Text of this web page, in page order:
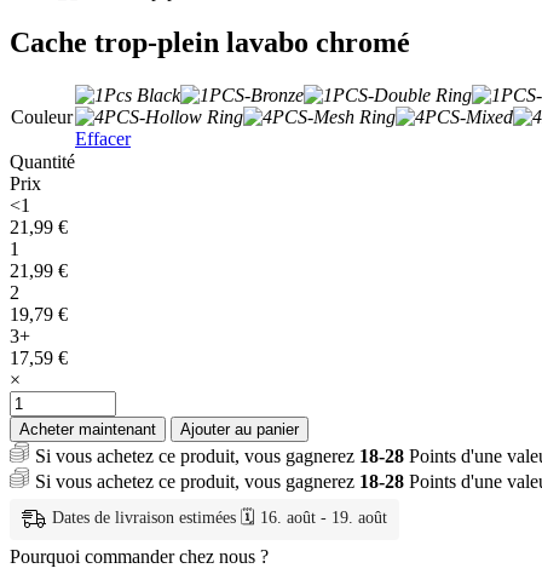
Cache trop-plein lavabo chromé
Couleur
Effacer
Quantité
Prix
<1
21,99 €
1
21,99 €
2
19,79 €
3+
17,59 €
×
quantité
de
Cache
trop-
plein
lavabo
chromé
Acheter maintenant Ajouter au panier
Si vous achetez ce produit, vous gagnerez 18-28 Points d'une
Si vous achetez ce produit, vous gagnerez 18-28 Points d'une
Dates de livraison estimées 🗓️ 16. août - 19. août
Pourquoi commander chez nous ?